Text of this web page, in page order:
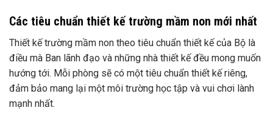
Các tiêu chuẩn thiết kế trường mầm non mới nhất
Thiết kế trường mầm non theo tiêu chuẩn thiết kế của Bộ là
điều mà Ban lãnh đạo và những nhà thiết kế đều mong muốn
hướng tới. Mỗi phòng sẽ có một tiêu chuẩn thiết kế riêng,
đảm bảo mang lại một môi trường học tập và vui chơi lành
mạnh nhất.